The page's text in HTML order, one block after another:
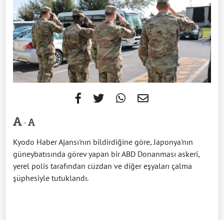
-
Kyodo Haber Ajansı'nın bildirdiğine göre, Japonya'nın
güneybatısında görev yapan bir ABD Donanması askeri,
yerel polis tarafından cüzdan ve diğer eşyaları çalma
şüphesiyle tutuklandı.